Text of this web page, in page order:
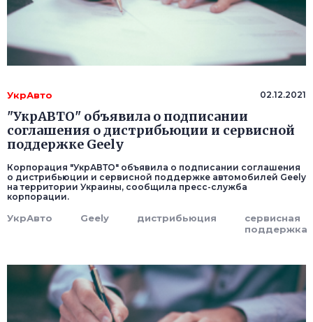
УкрАвто 02.12.2021
"УкрАВТО" объявила о подписании
соглашения о дистрибьюции и сервисной
поддержке Geely
Корпорация "УкрАВТО" объявила о подписании соглашения
о дистрибьюции и сервисной поддержке автомобилей Geely
на территории Украины, сообщила пресс-служба
корпорации.
УкрАвто Geely дистрибьюция
сервисная
поддержка